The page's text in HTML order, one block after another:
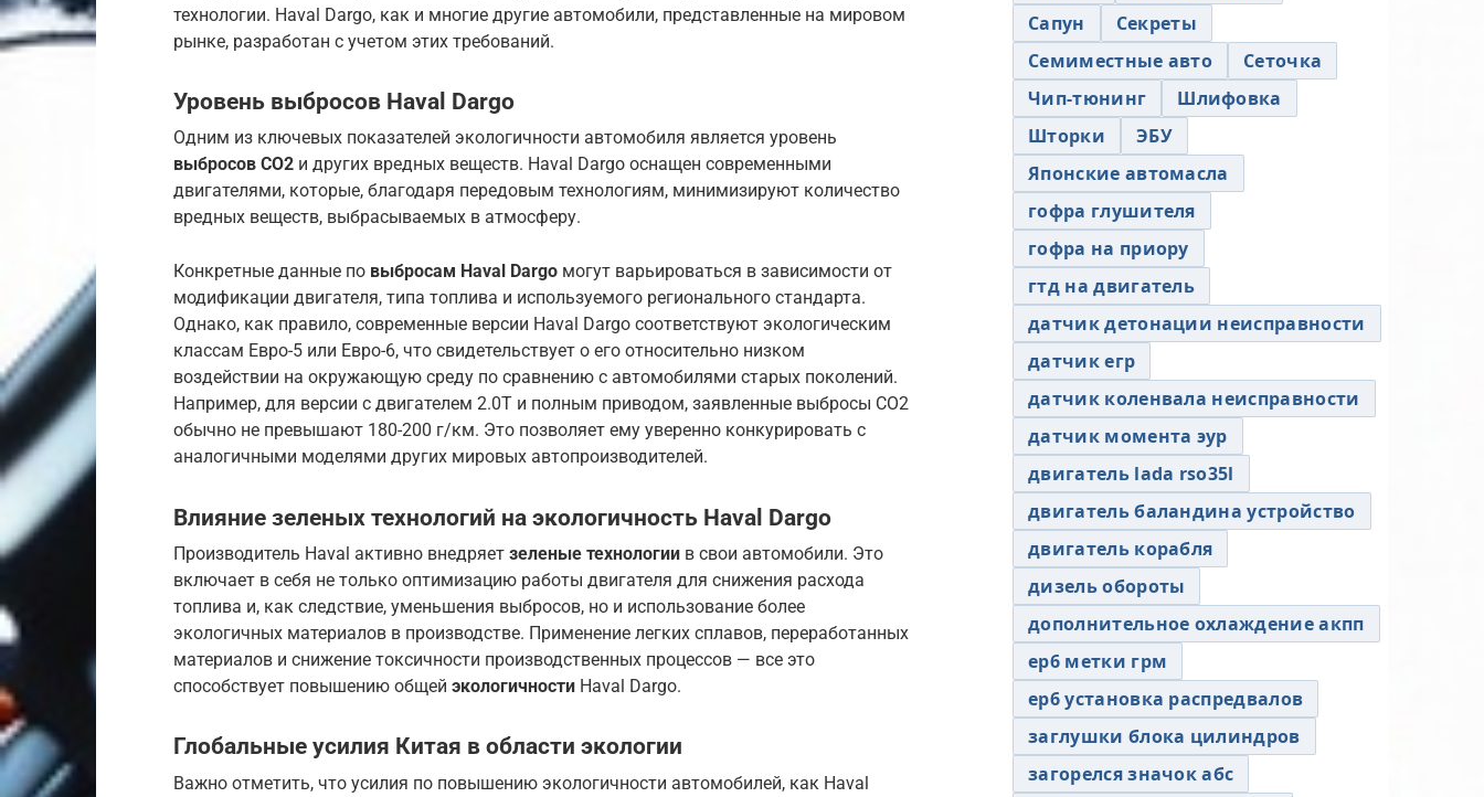
технологии. Haval Dargo, как и многие другие автомобили, представленные на мировом
рынке, разработан с учетом этих требований.
Уровень выбросов Haval Dargo
Одним из ключевых показателей экологичности автомобиля является уровень
выбросов CO2 и других вредных веществ. Haval Dargo оснащен современными
двигателями, которые, благодаря передовым технологиям, минимизируют количество
вредных веществ, выбрасываемых в атмосферу.
Конкретные данные по выбросам Haval Dargo могут варьироваться в зависимости от
модификации двигателя, типа топлива и используемого регионального стандарта.
Однако, как правило, современные версии Haval Dargo соответствуют экологическим
классам Евро-5 или Евро-6, что свидетельствует о его относительно низком
воздействии на окружающую среду по сравнению с автомобилями старых поколений.
Например, для версии с двигателем 2.0T и полным приводом, заявленные выбросы CO2
обычно не превышают 180-200 г/км. Это позволяет ему уверенно конкурировать с
аналогичными моделями других мировых автопроизводителей.
Влияние зеленых технологий на экологичность Haval Dargo
Производитель Haval активно внедряет зеленые технологии в свои автомобили. Это
включает в себя не только оптимизацию работы двигателя для снижения расхода
топлива и, как следствие, уменьшения выбросов, но и использование более
экологичных материалов в производстве. Применение легких сплавов, переработанных
материалов и снижение токсичности производственных процессов — все это
способствует повышению общей экологичности Haval Dargo.
Глобальные усилия Китая в области экологии
Важно отметить, что усилия по повышению экологичности автомобилей, как Haval
Сапун
Секреты
Семиместные авто
Сеточка
Чип-тюнинг
Шлифовка
Шторки
ЭБУ
Японские автомасла
гофра глушителя
гофра на приору
гтд на двигатель
датчик детонации неисправности
датчик егр
датчик коленвала неисправности
датчик момента эур
двигатель lada rso35l
двигатель баландина устройство
двигатель корабля
дизель обороты
дополнительное охлаждение акпп
ер6 метки грм
ер6 установка распредвалов
заглушки блока цилиндров
загорелся значок абс